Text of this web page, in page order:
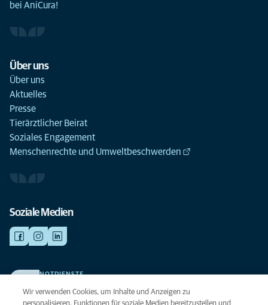
bei AniCura!
Über uns
Über uns
Aktuelles
Presse
Tierärztlicher Beirat
Soziales Engagement
Menschenrechte und Umweltbeschwerden
Soziale Medien
NOTDIENSTE
beste Versorgung verdient.
Wir verwenden Cookies, um Inhalte und Anzeigen zu